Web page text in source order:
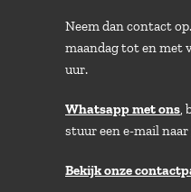
Neem dan contact
maandag tot en met
uur.
Whatsapp met ons,
stuur een e-mail naar
Bekijk onze